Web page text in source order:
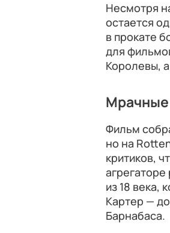
Несмотря
остается
в прокате
для
Королевы,
Мрачные
Фильм
но на
критиков,
из 18 века,
Картер —
Барнабаса.